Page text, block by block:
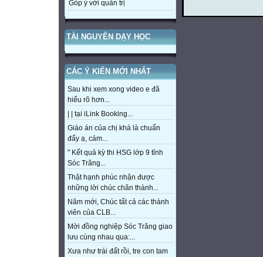
Góp ý với quản trị
TÀI NGUYÊN DẠY HỌC
CÁC Ý KIẾN MỚI NHẤT
Sau khi xem xong video e đã
hiểu rõ hơn...
| | tại iLink Booking...
Giáo án của chị khá là chuẩn
đấy ạ, cám...
" Kết quả kỳ thi HSG lớp 9 tỉnh
Sóc Trăng...
Thật hạnh phúc nhận được
những lời chúc chân thành...
Năm mới, Chúc tất cả các thành
viên của CLB...
Mời đồng nghiệp Sóc Trăng giao
lưu cùng nhau qua:...
Xưa như trái đất rồi, tre con tam